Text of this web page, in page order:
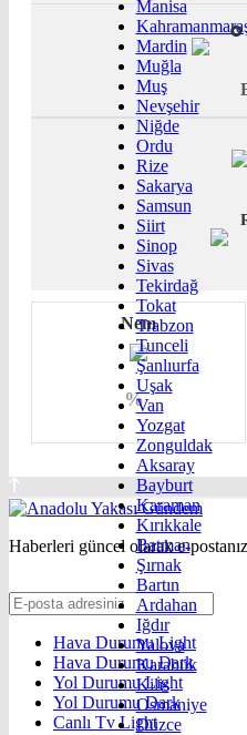
Manisa
Mardin
Muğla
Muş
Nevşehir
Niğde
Ordu
Rize
Sakarya
Samsun
Siirt
Sinop
Sivas
Tekirdağ
Tokat
Trabzon
Tunceli
Şanlıurfa
Uşak
Van
Yozgat
Zonguldak
Aksaray
Bayburt
Karaman
Kırıkkale
Batman
Şırnak
Bartın
Ardahan
Iğdır
Yalova
Karabük
Kilis
Osmaniye
Düzce
Nem
%
Haberleri güncel olarak e-
Hava Durumu Light
Hava Durumu Dark
Yol Durumu Light
Yol Durumu Dark
Canlı Tv Light